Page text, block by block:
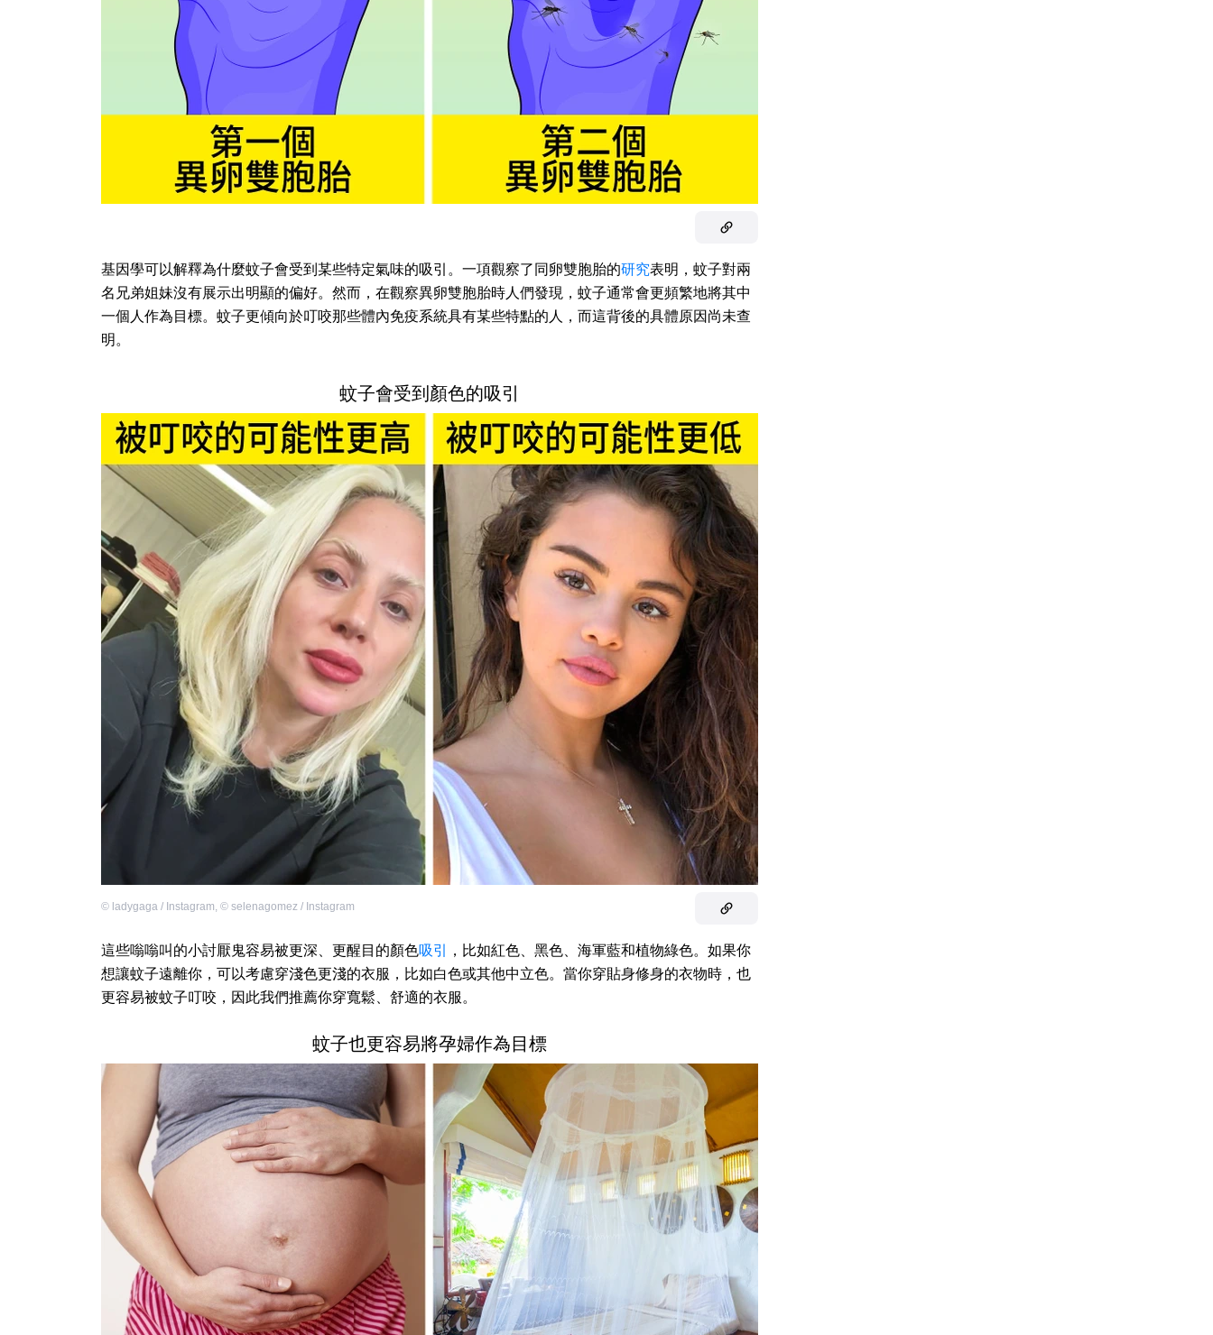
基因學可以解釋為什麼蚊子會受到某些特定氣味的吸引。一項觀察了同卵雙胞胎的研究表明，蚊子對兩
名兄弟姐妹沒有展示出明顯的偏好。然而，在觀察異卵雙胞胎時人們發現，蚊子通常會更頻繁地將其中
一個人作為目標。蚊子更傾向於叮咬那些體內免疫系統具有某些特點的人，而這背後的具體原因尚未查
明。
蚊子會受到顏色的吸引
© ladygaga / Instagram, © selenagomez / Instagram
這些嗡嗡叫的小討厭鬼容易被更深、更醒目的顏色吸引
，比如紅色、黑色、海軍藍和植物綠色。如果你
想讓蚊子遠離你，可以考慮穿淺色更淺的衣服，比如白色或其他中立色。當你穿貼身修身的衣物時，也
更容易被蚊子叮咬，因此我們推薦你穿寬鬆、舒適的衣服。
蚊子也更容易將孕婦作為目標